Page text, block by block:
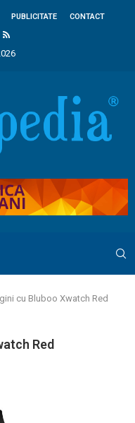
PUBLICITATE CONTACT
cu Bluboo Xwatch Red
Red